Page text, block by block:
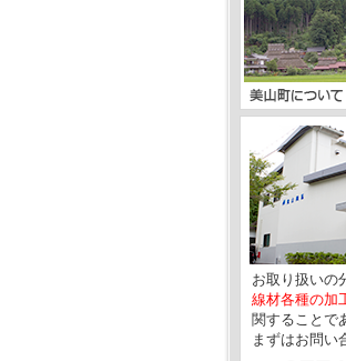
お取り扱いの
線材各種の加
関することで
まずはお問い